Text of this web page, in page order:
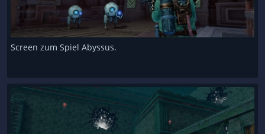
Screen zum Spiel Abyssus.